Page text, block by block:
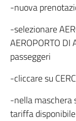
-nuova
-selezionare
AEROPORTO DI
passeggeri
-cliccare su
-nella maschera
tariffa disponibile